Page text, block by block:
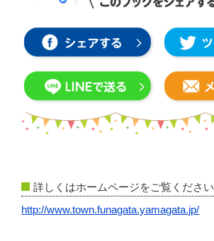
詳しくはホームページをご覧ください
http://www.town.funagata.yamagata.jp/